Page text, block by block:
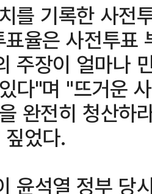
를 기록한 사
율은 사전투표
주장이 얼마나
다"며 "뜨거운
완전히 청산하
었다.
윤석열 정부 당